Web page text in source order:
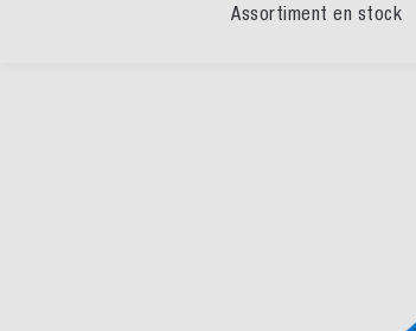
Assortiment en stock